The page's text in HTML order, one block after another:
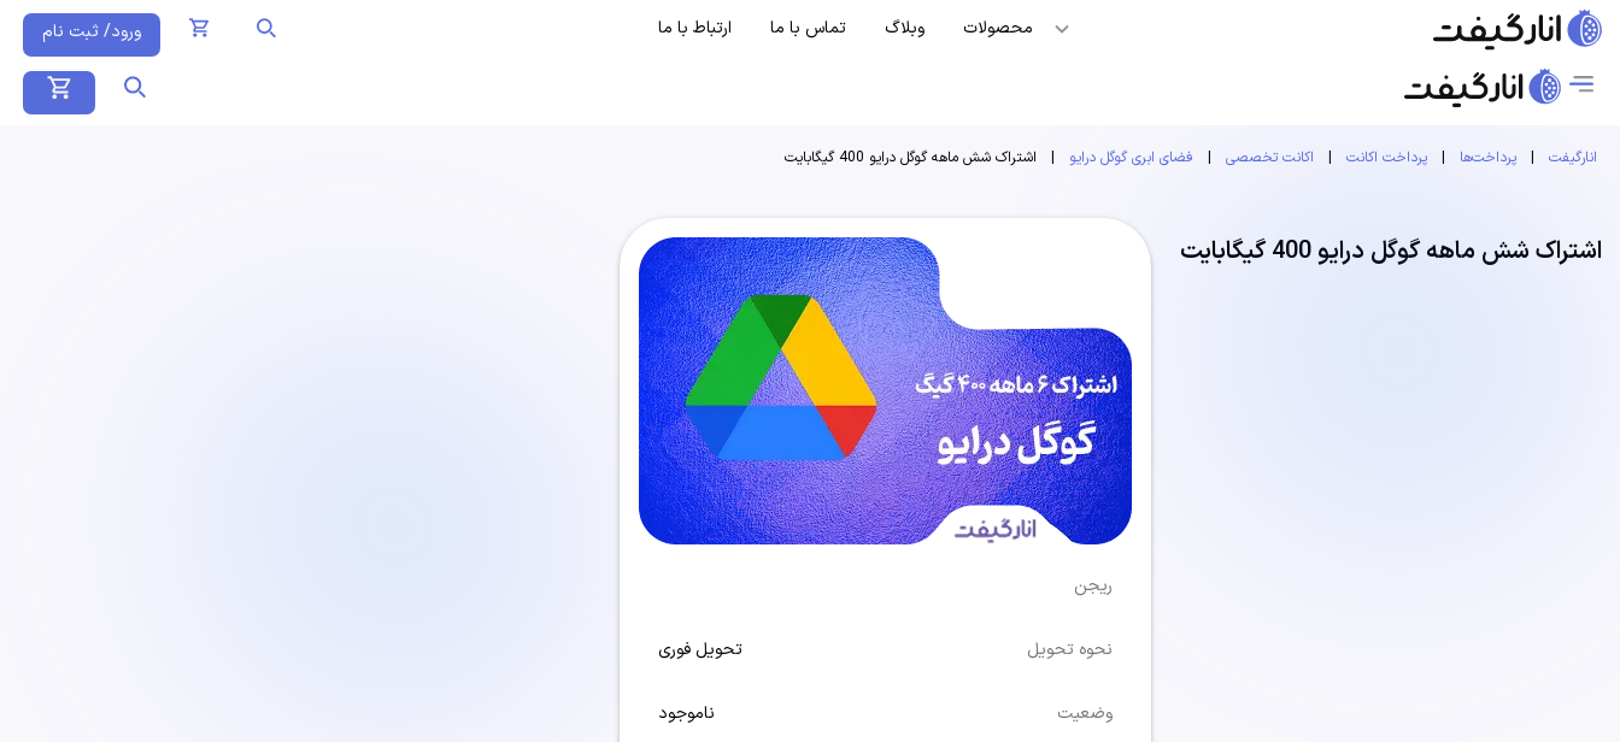
محصولات وبلاگ تماس با ما ارتباط با ما ورود/ ثبت نام
انارگیفت | پرداخت‌ها | پرداخت اکانت | اکانت تخصصی | فضای ابری گوگل درایو | اشتراک شش ماهه گوگل درایو 400 گیگابایت
اشتراک شش ماهه گوگل درایو 400 گیگابایت
ریجن
نحوه تحویل تحویل فوری
وضعیت ناموجود